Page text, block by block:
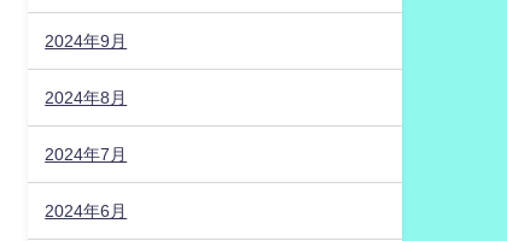
2024年9月
2024年8月
2024年7月
2024年6月